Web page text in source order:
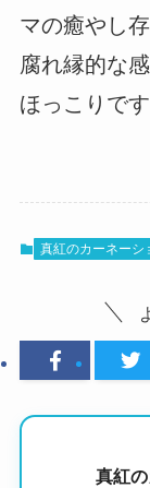
マの癒やし
腐れ縁的な
ほっこりです
真紅のカーネーシ
真紅